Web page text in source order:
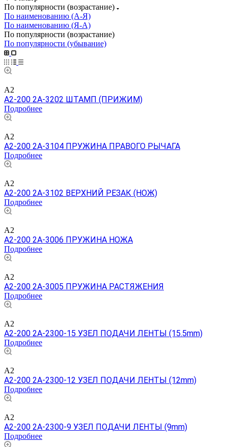
По популярности (возрастание)
По наименованию (А-Я)
По наименованию (Я-А)
По популярности (возрастание)
По популярности (убывание)
A2
A2-200 2A-3202 ШТАМП (ПРИЖИМ)
Подробнее
A2
A2-200 2A-3104 ПРУЖИНА ПРАВОГО РЫЧАГА
Подробнее
A2
A2-200 2A-3102 ВЕРХНИЙ РЕЗАК (НОЖ)
Подробнее
A2
A2-200 2A-3006 ПРУЖИНА НОЖА
Подробнее
A2
A2-200 2A-3005 ПРУЖИНА РАСТЯЖЕНИЯ
Подробнее
A2
A2-200 2A-2300-15 УЗЕЛ ПОДАЧИ ЛЕНТЫ (15.5mm)
Подробнее
A2
A2-200 2A-2300-12 УЗЕЛ ПОДАЧИ ЛЕНТЫ (12mm)
Подробнее
A2
A2-200 2A-2300-9 УЗЕЛ ПОДАЧИ ЛЕНТЫ (9mm)
Подробнее